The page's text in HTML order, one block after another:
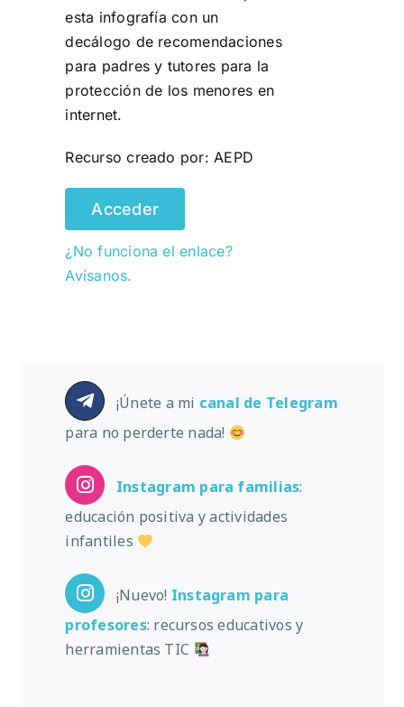
esta infografía con un
decálogo de recomendaciones
para padres y tutores para la
protección de los menores en
internet.
Recurso creado por: AEPD
Acceder
¿No funciona el enlace?
Avísanos.
¡Únete a mi canal de Telegram
para no perderte nada!
Instagram para familias:
educación positiva y actividades
infantiles
¡Nuevo! Instagram para
profesores: recursos educativos y
herramientas TIC